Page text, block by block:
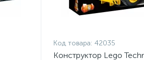
Код товара: 42035
Конструктор Lego